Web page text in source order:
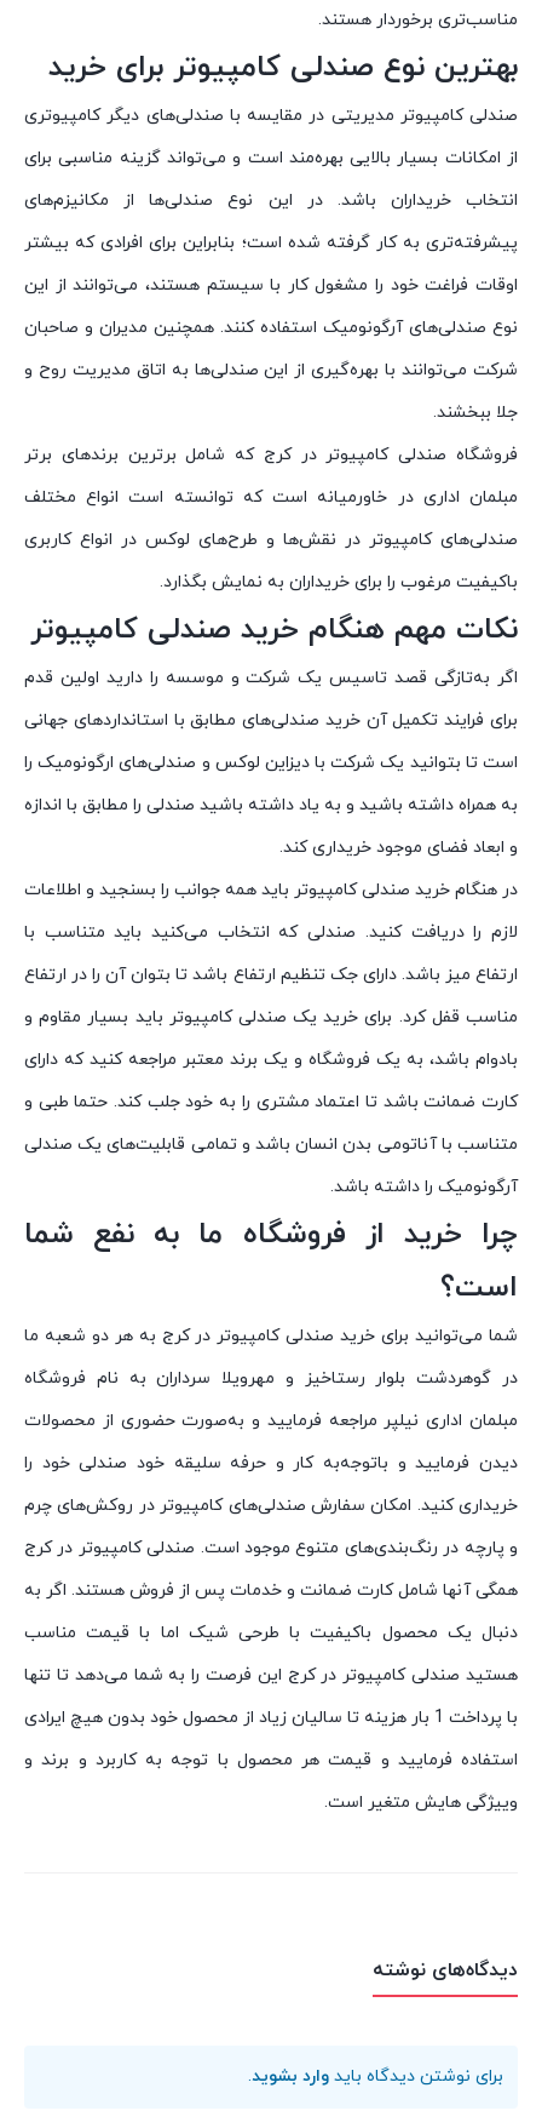
مناسب‌تری برخوردار هستند.
بهترین نوع صندلی کامپیوتر برای خرید
صندلی کامپیوتر مدیریتی در مقایسه با صندلی‌های دیگر کامپیوتری
از امکانات بسیار بالایی بهره‌مند است و می‌تواند گزینه مناسبی برای
انتخاب خریداران باشد. در این نوع صندلی‌ها از مکانیزم‌های
پیشرفته‌تری به کار گرفته شده است؛ بنابراین برای افرادی که بیشتر
اوقات فراغت خود را مشغول کار با سیستم هستند، می‌توانند از این
نوع صندلی‌های آرگونومیک استفاده کنند. همچنین مدیران و صاحبان
شرکت می‌توانند با بهره‌گیری از این صندلی‌ها به اتاق مدیریت روح و
جلا ببخشند.
فروشگاه صندلی کامپیوتر در کرج که شامل برترین برندهای برتر
مبلمان اداری در خاورمیانه است که توانسته است انواع مختلف
صندلی‌های کامپیوتر در نقش‌ها و طرح‌های لوکس در انواع کاربری
باکیفیت مرغوب را برای خریداران به نمایش بگذارد.
نکات مهم هنگام خرید صندلی کامپیوتر
اگر به‌تازگی قصد تاسیس یک شرکت و موسسه را دارید اولین قدم
برای فرایند تکمیل آن خرید صندلی‌های مطابق با استانداردهای جهانی
است تا بتوانید یک شرکت با دیزاین لوکس و صندلی‌های ارگونومیک را
به همراه داشته باشید و به یاد داشته باشید صندلی را مطابق با اندازه
و ابعاد فضای موجود خریداری کند.
در هنگام خرید صندلی کامپیوتر باید همه جوانب را بسنجید و اطلاعات
لازم را دریافت کنید. صندلی که انتخاب می‌کنید باید متناسب با
ارتفاع میز باشد. دارای جک تنظیم ارتفاع باشد تا بتوان آن را در ارتفاع
مناسب قفل کرد. برای خرید یک صندلی کامپیوتر باید بسیار مقاوم و
بادوام باشد، به یک فروشگاه و یک برند معتبر مراجعه کنید که دارای
کارت ضمانت باشد تا اعتماد مشتری را به خود جلب کند. حتما طبی و
متناسب با آناتومی بدن انسان باشد و تمامی قابلیت‌های یک صندلی
آرگونومیک را داشته باشد.
چرا خرید از فروشگاه ما به نفع شما
است؟
شما می‌توانید برای خرید صندلی کامپیوتر در کرج به هر دو شعبه ما
در گوهردشت بلوار رستاخیز و مهرویلا سرداران به نام فروشگاه
مبلمان اداری نیلپر مراجعه فرمایید و به‌صورت حضوری از محصولات
دیدن فرمایید و باتوجه‌به کار و حرفه سلیقه خود صندلی خود را
خریداری کنید. امکان سفارش صندلی‌های کامپیوتر در روکش‌های چرم
و پارچه در رنگ‌بندی‌های متنوع موجود است. صندلی کامپیوتر در کرج
همگی آنها شامل کارت ضمانت و خدمات پس از فروش هستند. اگر به
دنبال یک محصول باکیفیت با طرحی شیک اما با قیمت مناسب
هستید صندلی کامپیوتر در کرج این فرصت را به شما می‌دهد تا تنها
با پرداخت 1 بار هزینه تا سالیان زیاد از محصول خود بدون هیچ ایرادی
استفاده فرمایید و قیمت هر محصول با توجه به کاربرد و برند و
وییژگی هایش متغیر است.
دیدگاه‌های نوشته
برای نوشتن دیدگاه باید وارد بشوید.